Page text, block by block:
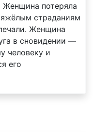
Женщина потеряла
страданиям
Женщина
в сновидении —
человеку и
его